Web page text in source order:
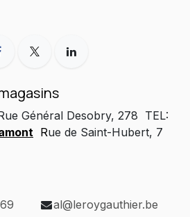
Général Desobry, 278 TEL:
Rue de Saint-Hubert, 7
al@leroygauthier.be